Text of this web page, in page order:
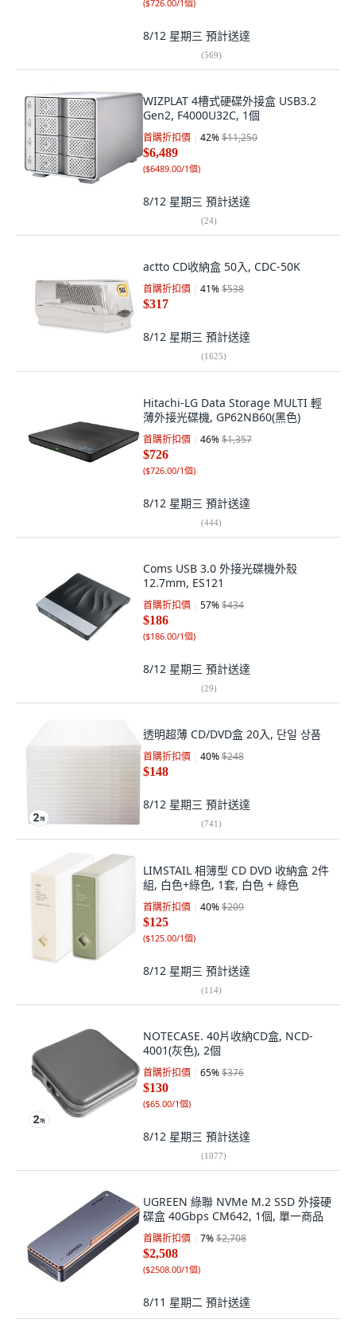
($726.00/1個)
8/12 星期三 預計送達
(569)
WIZPLAT 4槽式硬碟外接盒 USB3.2
Gen2, F4000U32C, 1個
首購折扣價 42%$11,250
$6,489
($6489.00/1個)
8/12 星期三 預計送達
(24)
actto CD收納盒 50入, CDC-50K
首購折扣價 41%$538
$317
8/12 星期三 預計送達
(1625)
Hitachi-LG Data Storage MULTI 輕
薄外接光碟機, GP62NB60(黑色)
首購折扣價 46%$1,357
$726
($726.00/1個)
8/12 星期三 預計送達
(444)
Coms USB 3.0 外接光碟機外殼
12.7mm, ES121
首購折扣價 57%$434
$186
($186.00/1個)
8/12 星期三 預計送達
(29)
透明超薄 CD/DVD盒 20入, 단일 상품
首購折扣價 40%$248
$148
8/12 星期三 預計送達
(741)
LIMSTAIL 相簿型 CD DVD 收納盒 2件
組, 白色+綠色, 1套, 白色 + 綠色
首購折扣價 40%$209
$125
($125.00/1個)
8/12 星期三 預計送達
(114)
NOTECASE. 40片收納CD盒, NCD-
4001(灰色), 2個
首購折扣價 65%$376
$130
($65.00/1個)
8/12 星期三 預計送達
(1077)
UGREEN 綠聯 NVMe M.2 SSD 外接硬
碟盒 40Gbps CM642, 1個, 單一商品
首購折扣價 7%$2,708
$2,508
($2508.00/1個)
8/11 星期二 預計送達